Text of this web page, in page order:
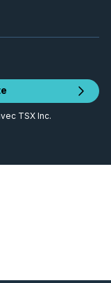
TSX Inc.